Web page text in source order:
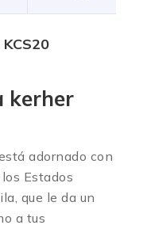
kerher
adornado con
Estados
que le da un
a tus